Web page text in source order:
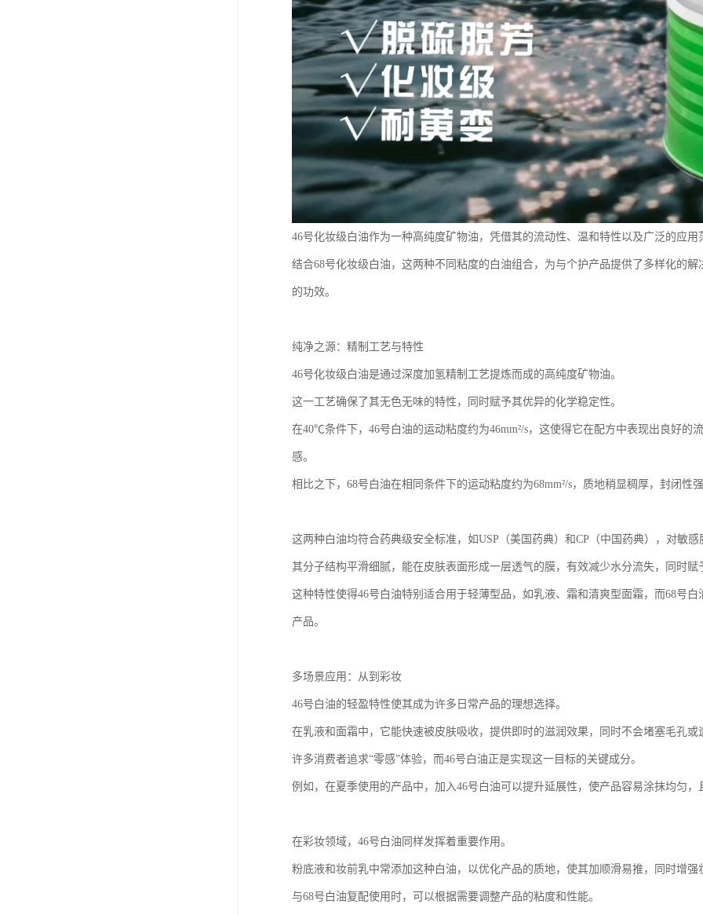
46号化妆级白油作为一种高纯度矿物油，凭借其的流动性、温和特性以及广泛的应用
结合68号化妆级白油，这两种不同粘度的白油组合，为与个护产品提供了多样化的
的功效。
纯净之源：精制工艺与特性
46号化妆级白油是通过深度加氢精制工艺提炼而成的高纯度矿物油。
这一工艺确保了其无色无味的特性，同时赋予其优异的化学稳定性。
在40℃条件下，46号白油的运动粘度约为46mm²/s，这使得它在配方中表现出良好的
感。
相比之下，68号白油在相同条件下的运动粘度约为68mm²/s，质地稍显稠厚，封闭性
这两种白油均符合药典级安全标准，如USP（美国药典）和CP（中国药典），对敏感
其分子结构平滑细腻，能在皮肤表面形成一层透气的膜，有效减少水分流失，同时赋
这种特性使得46号白油特别适合用于轻薄型品，如乳液、霜和清爽型面霜，而68号
产品。
多场景应用：从到彩妆
46号白油的轻盈特性使其成为许多日常产品的理想选择。
在乳液和面霜中，它能快速被皮肤吸收，提供即时的滋润效果，同时不会堵塞毛孔或
许多消费者追求“零感”体验，而46号白油正是实现这一目标的关键成分。
例如，在夏季使用的产品中，加入46号白油可以提升延展性，使产品容易涂抹均匀，
在彩妆领域，46号白油同样发挥着重要作用。
粉底液和妆前乳中常添加这种白油，以优化产品的质地，使其加顺滑易推，同时增强
与68号白油复配使用时，可以根据需要调整产品的粘度和性能。